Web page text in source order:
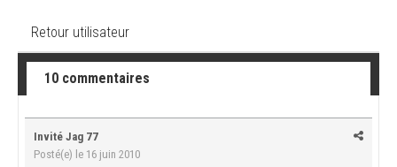
Retour utilisateur
10 commentaires
Invité Jag 77
Posté(e) le 16 juin 2010